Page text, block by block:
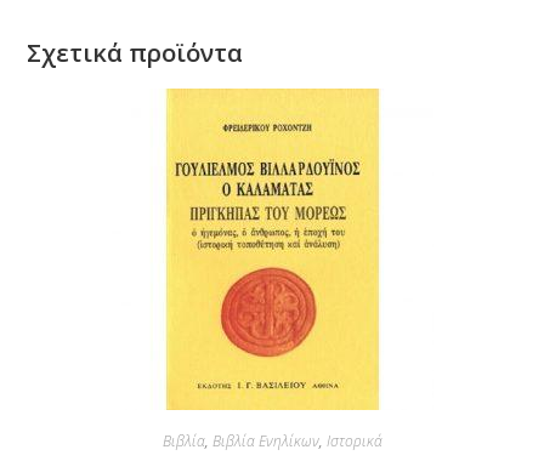
Σχετικά προϊόντα
Βιβλία, Βιβλία Ενηλίκων, Ιστορικά